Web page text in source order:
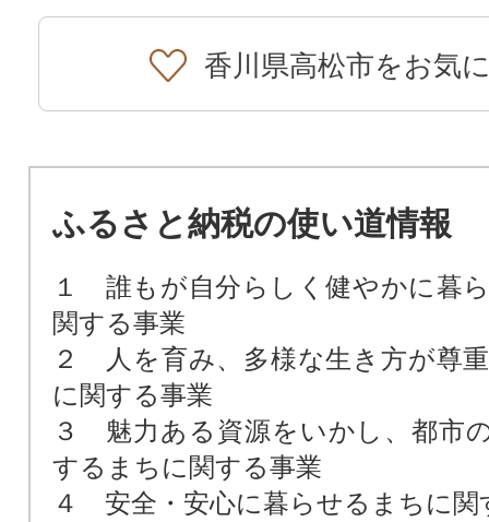
香川県高松市をお気
ふるさと納税の使い道情報
１ 誰もが自分らしく健やかに暮
関する事業
２ 人を育み、多様な生き方が尊
に関する事業
３ 魅力ある資源をいかし、都市
するまちに関する事業
４ 安全・安心に暮らせるまちに関